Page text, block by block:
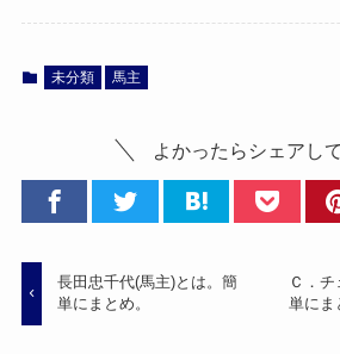
未分類 馬主
よかったらシェアし
長田忠千代(馬主)とは。簡
単にまとめ。
Ｃ．
単にま